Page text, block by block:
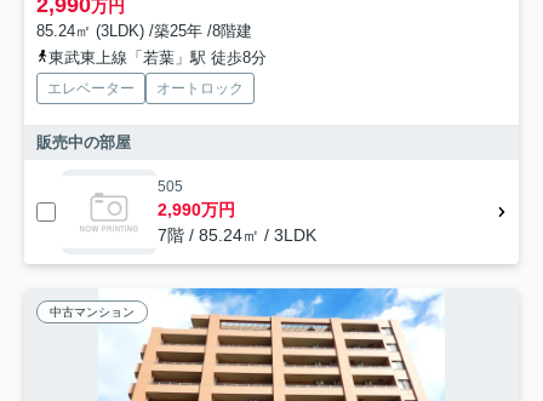
2,990万円
85.24㎡ (3LDK) /築25年 /8階建
東武東上線「若葉」駅 徒歩8分
エレベーター オートロック
販売中の部屋
505
2,990万円
7階 / 85.24㎡ / 3LDK
中古マンション